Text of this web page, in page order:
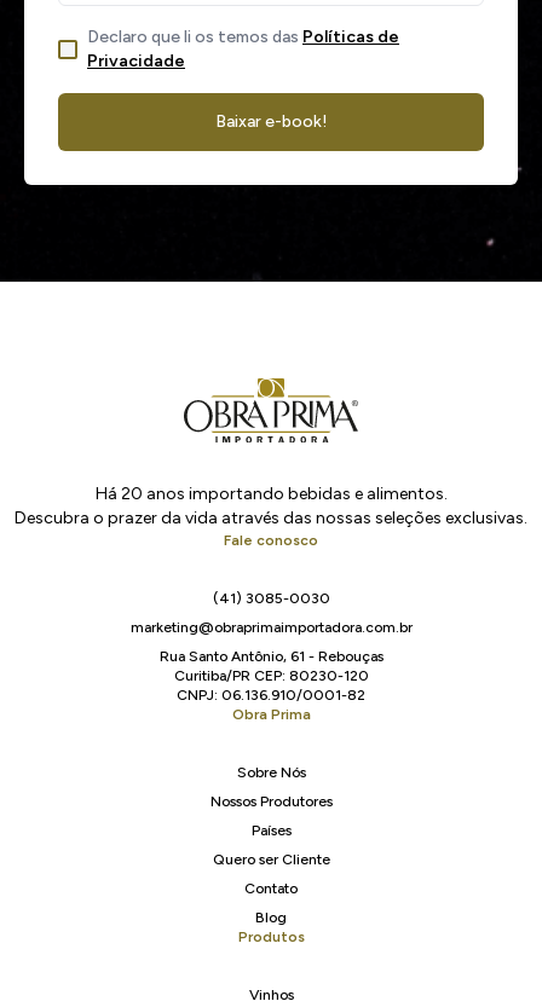
Declaro que li os temos das Políticas de
Privacidade
Baixar e-book!
Há 20 anos importando bebidas e alimentos.
Descubra o prazer da vida através das nossas seleções exclusivas.
Fale conosco
(41) 3085-0030
marketing@obraprimaimportadora.com.br
Rua Santo Antônio, 61 - Rebouças
Curitiba/PR CEP: 80230-120
CNPJ: 06.136.910/0001-82
Obra Prima
Sobre Nós
Nossos Produtores
Países
Quero ser Cliente
Contato
Blog
Produtos
Vinhos